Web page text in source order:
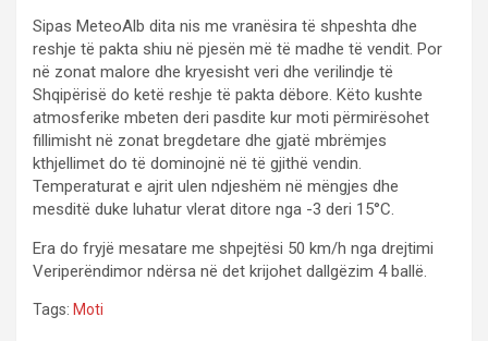
Sipas MeteoAlb dita nis me vranësira të shpeshta dhe
reshje të pakta shiu në pjesën më të madhe të vendit. Por
në zonat malore dhe kryesisht veri dhe verilindje të
Shqipërisë do ketë reshje të pakta dëbore. Këto kushte
atmosferike mbeten deri pasdite kur moti përmirësohet
fillimisht në zonat bregdetare dhe gjatë mbrëmjes
kthjellimet do të dominojnë në të gjithë vendin.
Temperaturat e ajrit ulen ndjeshëm në mëngjes dhe
mesditë duke luhatur vlerat ditore nga -3 deri 15°C.
Era do fryjë mesatare me shpejtësi 50 km/h nga drejtimi
Veriperëndimor ndërsa në det krijohet dallgëzim 4 ballë.
Tags: Moti